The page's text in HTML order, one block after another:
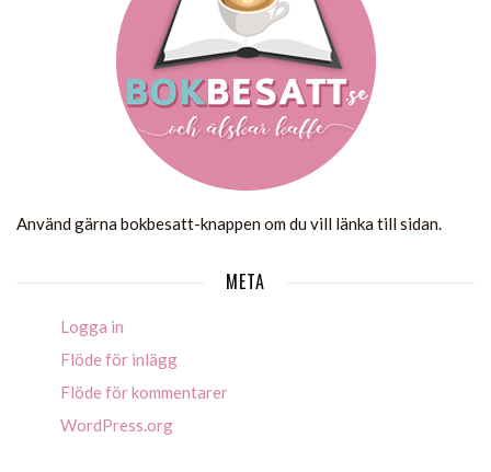
Använd gärna bokbesatt-knappen om du vill länka till sidan.
META
Logga in
Flöde för inlägg
Flöde för kommentarer
WordPress.org